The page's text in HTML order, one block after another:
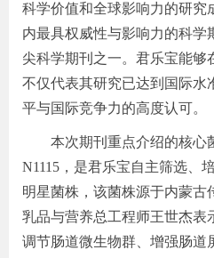
科学价值和全球影响力的研究
内最具权威性与影响力的科学
尖科学期刊之一。君乐宝能够
不仅代表其研究已达到国际水
平与国际竞争力的高度认可。
本次期刊重点介绍的核
N1115，是君乐宝自主筛选、
明星菌株，该菌株源于内蒙古
乳品与营养总工程师王世杰表
调节肠道微生物群、增强肠道